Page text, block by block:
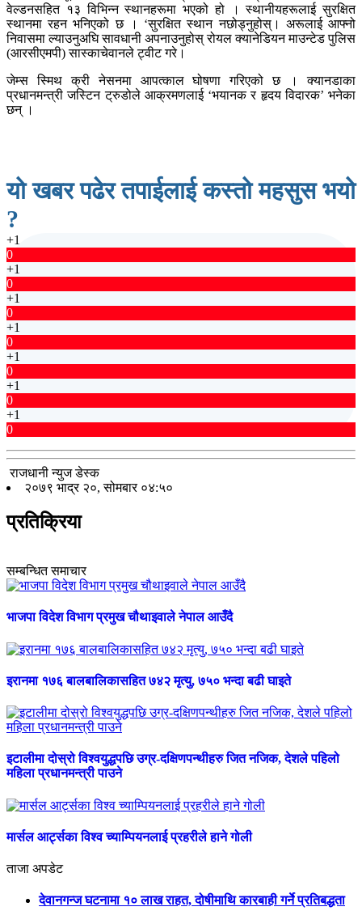
वेल्डनसहित १३ विभिन्न स्थानहरूमा भएको हो । स्थानीयहरूलाई सुरक्षित
स्थानमा रहन भनिएको छ । ‘सुरक्षित स्थान नछोड्नुहोस्। अरूलाई आफ्नो
निवासमा ल्याउनुअघि सावधानी अपनाउनुहोस् रोयल क्यानेडियन माउन्टेड पुलिस
(आरसीएमपी) सास्काचेवानले ट्वीट गरे।
जेम्स स्मिथ क्री नेसनमा आपत्काल घोषणा गरिएको छ । क्यानडाका
प्रधानमन्त्री जस्टिन ट्रुडोले आक्रमणलाई ‘भयानक र हृदय विदारक’ भनेका
छन् ।
यो खबर पढेर तपाईलाई कस्तो महसुस भयो
?
+1
0
+1
0
+1
0
+1
0
+1
0
+1
0
+1
0
राजधानी न्युज डेस्क
२०७९ भाद्र २०, सोमबार ०४:५०
प्रतिक्रिया
सम्बन्धित समाचार
भाजपा विदेश विभाग प्रमुख चौथाइवाले नेपाल आउँदै
इरानमा १७६ बालबालिकासहित ७४२ मृत्यु, ७५० भन्दा बढी घाइते
इटालीमा दोस्रो विश्वयुद्धपछि उग्र-दक्षिणपन्थीहरु जित नजिक, देशले पहिलो
महिला प्रधानमन्त्री पाउने
मार्सल आर्ट्सका विश्व च्याम्पियनलाई प्रहरीले हाने गोली
ताजा अपडेट
देवानगन्ज घटनामा १० लाख राहत, दोषीमाथि कारबाही गर्ने प्रतिबद्धता